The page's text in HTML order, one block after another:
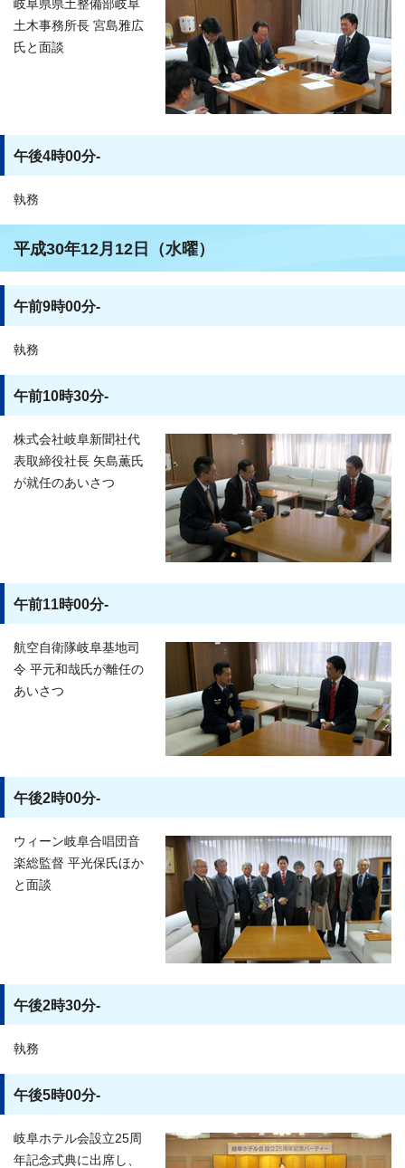
岐阜県県土整備部岐阜
土木事務所長 宮島雅広
氏と面談
午後4時00分-
執務
平成30年12月12日（水曜）
午前9時00分-
執務
午前10時30分-
株式会社岐阜新聞社代
表取締役社長 矢島薫氏
が就任のあいさつ
午前11時00分-
航空自衛隊岐阜基地司
令 平元和哉氏が離任の
あいさつ
午後2時00分-
ウィーン岐阜合唱団音
楽総監督 平光保氏ほか
と面談
午後2時30分-
執務
午後5時00分-
岐阜ホテル会設立25周
年記念式典に出席し、